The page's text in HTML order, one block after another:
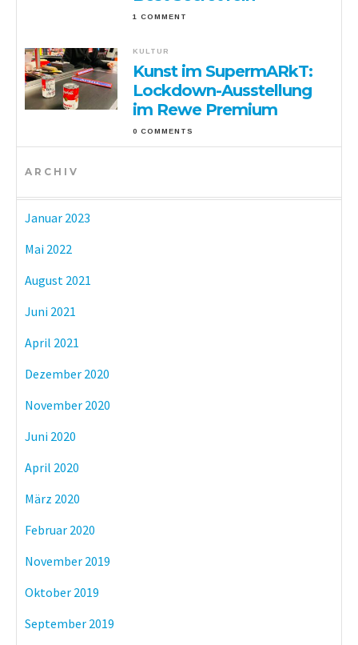
1 COMMENT
KULTUR
Kunst im SupermARkT:
Lockdown-Ausstellung
im Rewe Premium
0 COMMENTS
ARCHIV
Januar 2023
Mai 2022
August 2021
Juni 2021
April 2021
Dezember 2020
November 2020
Juni 2020
April 2020
März 2020
Februar 2020
November 2019
Oktober 2019
September 2019